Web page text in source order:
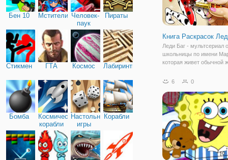
Бен 10 Мстители Человек-
паук
Пираты
Стикмен ГТА Космос Лабиринты
Бомба
Космические
корабли
Настольные
игры
Корабли
Книга Раскрасок
Леди Баг - мультсериал
школьницы по имени
которая живет обычной
- она супергерой,
происходят в
6 0